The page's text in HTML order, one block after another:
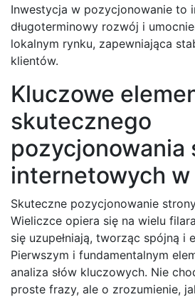
Inwestycja w pozycjonowanie to
długoterminowy rozwój i
lokalnym rynku, zapewniająca
klientów.
Kluczowe
skutecznego
pozycjonowania
internetowych
Skuteczne pozycjonowanie
Wieliczce opiera się na wielu
się uzupełniają, tworząc spójną i
Pierwszym i fundamentalnym
analiza słów kluczowych. Nie
proste frazy, ale o zrozumienie,